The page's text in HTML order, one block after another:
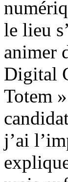
le lieu
animer
Digital
Totem
j’ai